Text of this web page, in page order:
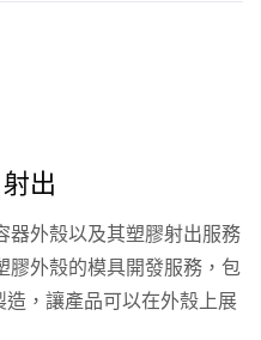
出
器外殼以及其塑膠射出服務
膠外殼的模具開發服務，包
，讓產品可以在外殼上展